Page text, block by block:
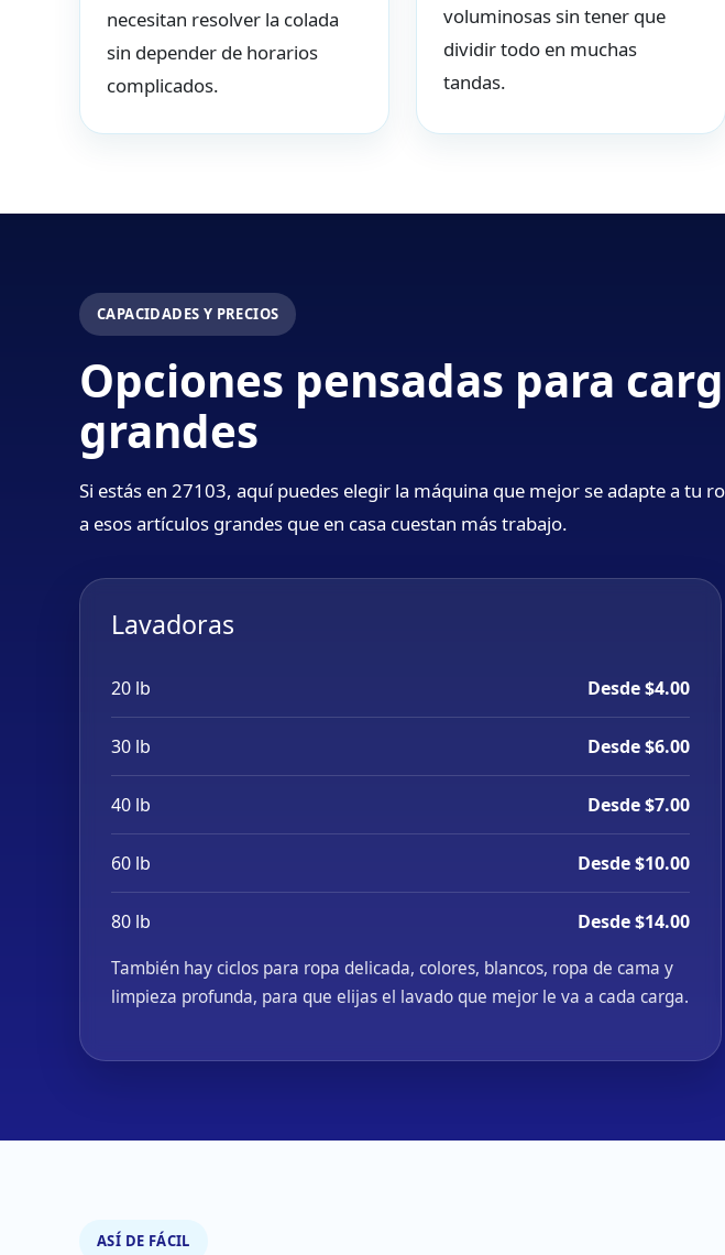
necesitan resolver la colada
sin depender de horarios
complicados.
voluminosas sin tener que
dividir todo en muchas
tandas.
CAPACIDADES Y PRECIOS
Opciones pensadas para
grandes
Si estás en 27103, aquí puedes elegir la máquina que mejor se adapte a tu
a esos artículos grandes que en casa cuestan más trabajo.
Lavadoras
20 lb Desde $4.00
30 lb Desde $6.00
40 lb Desde $7.00
60 lb Desde $10.00
80 lb Desde $14.00
También hay ciclos para ropa delicada, colores, blancos, ropa de cama y
limpieza profunda, para que elijas el lavado que mejor le va a cada carga.
ASÍ DE FÁCIL